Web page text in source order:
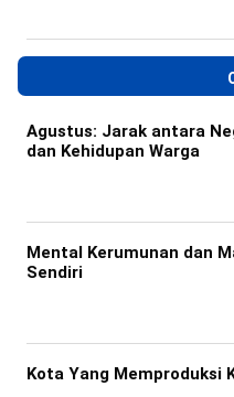
Agustus: Jarak antara
dan Kehidupan Warga
Mental Kerumunan dan
Sendiri
Kota Yang Memproduksi